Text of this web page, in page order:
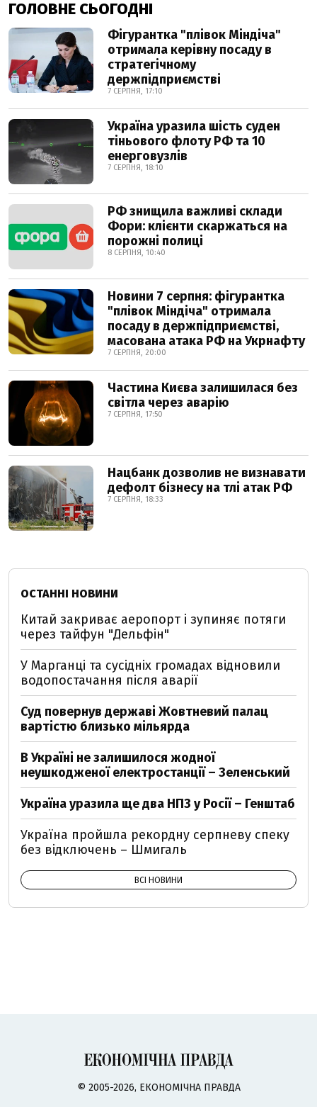
ГОЛОВНЕ СЬОГОДНІ
Фігурантка "плівок Міндіча"
отримала керівну посаду в
стратегічному
держпідприємстві
7 СЕРПНЯ, 17:10
Україна уразила шість суден
тіньового флоту РФ та 10
енерговузлів
7 СЕРПНЯ, 18:10
РФ знищила важливі склади
Фори: клієнти скаржаться на
порожні полиці
8 СЕРПНЯ, 10:40
Новини 7 серпня: фігурантка
"плівок Міндіча" отримала
посаду в держпідприємстві,
масована атака РФ на Укрнафту
7 СЕРПНЯ, 20:00
Частина Києва залишилася без
світла через аварію
7 СЕРПНЯ, 17:50
Нацбанк дозволив не визнавати
дефолт бізнесу на тлі атак РФ
7 СЕРПНЯ, 18:33
ОСТАННІ НОВИНИ
Китай закриває аеропорт і зупиняє потяги
через тайфун "Дельфін"
У Марганці та сусідніх громадах відновили
водопостачання після аварії
Суд повернув державі Жовтневий палац
вартістю близько мільярда
В Україні не залишилося жодної
неушкодженої електростанції – Зеленський
Україна уразила ще два НПЗ у Росії – Генштаб
Україна пройшла рекордну серпневу спеку
без відключень – Шмигаль
ВСІ НОВИНИ
© 2005-2026, ЕКОНОМІЧНА ПРАВДА